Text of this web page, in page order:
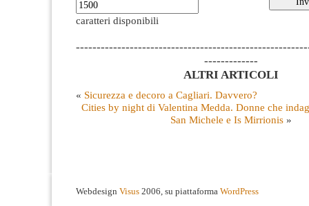
caratteri disponibili
-------------
ALTRI ARTICOLI
« Sicurezza e decoro a Cagliari. Davvero?
Cities by night di Valentina Medda. Donne che
San Michele e Is Mirrionis »
Webdesign Visus 2006, su piattaforma WordPress